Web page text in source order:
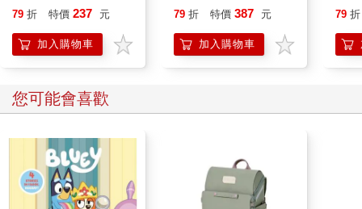
達的訊息，都跟我們很有切身關係，它們究竟從何而來？沒有一
全日食將至，半個地球的人在等待，有千里迢迢親身來到美國
九十九年）以來首次橫跨美國各州的日全食，下次要待二○二四年
四月，這是美國九十九年來覆蓋範圍最大的日食。
這場從美國西岸延伸至東南部大西洋沿岸南卡羅來納州的天文現
象，「日全食帶」範圍寬一百一十三公里，長四千八百公里。當
月亮擋住太陽，只剩日冕時，預計會吸引幾百萬人觀看；若再加
上透過電視或網路收看的人，根據美國天文學會（AAS）天文學
家費恩柏格表示：「這絕對會是史上最多人觀看的日全食。」
行動」打開大腦的行動
「行動派」的37個科
學方法
79 折 特價 237 元
加入購物車
貓漫畫學歷史】
79 折 特價 387 元
加入購物車
79 折
您可能會喜歡